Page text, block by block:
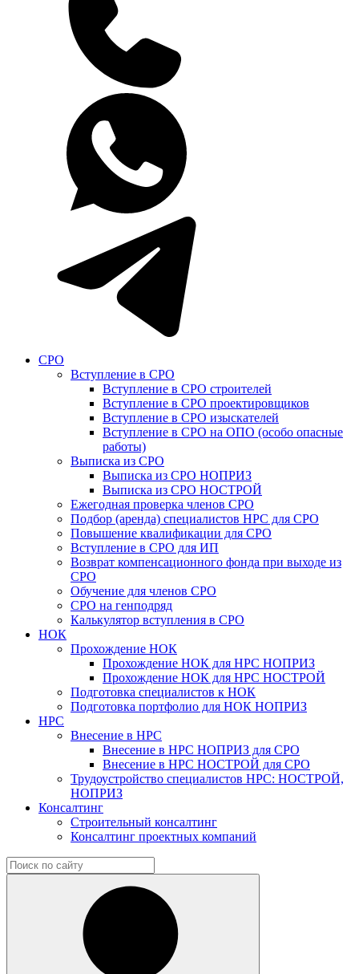
СРО
Вступление в СРО
Вступление в СРО строителей
Вступление в СРО проектировщиков
Вступление в СРО изыскателей
Вступление в СРО на ОПО (особо опасные
работы)
Выписка из СРО
Выписка из СРО НОПРИЗ
Выписка из СРО НОСТРОЙ
Ежегодная проверка членов СРО
Подбор (аренда) специалистов НРС для СРО
Повышение квалификации для СРО
Вступление в СРО для ИП
Возврат компенсационного фонда при выходе из
СРО
Обучение для членов СРО
СРО на генподряд
Калькулятор вступления в СРО
НОК
Прохождение НОК
Прохождение НОК для НРС НОПРИЗ
Прохождение НОК для НРС НОСТРОЙ
Подготовка специалистов к НОК
Подготовка портфолио для НОК НОПРИЗ
НРС
Внесение в НРС
Внесение в НРС НОПРИЗ для СРО
Внесение в НРС НОСТРОЙ для СРО
Трудоустройство специалистов НРС: НОСТРОЙ,
НОПРИЗ
Консалтинг
Строительный консалтинг
Консалтинг проектных компаний